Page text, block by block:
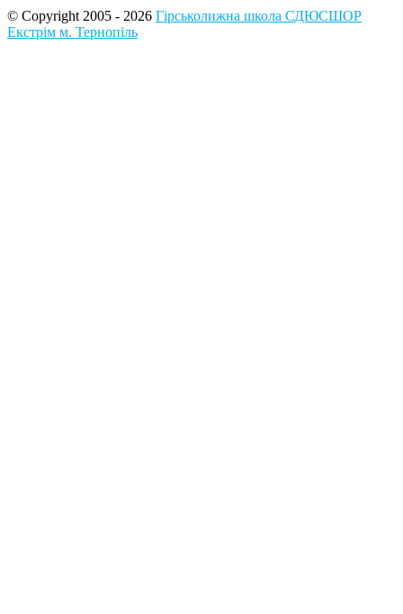
© Copyright 2005 - 2026 Гірськолижна школа СДЮСШОР
Екстрім м. Тернопіль